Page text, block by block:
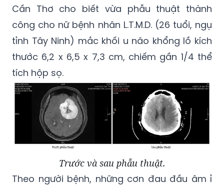
Cần Thơ cho biết vừa phẫu thuật thành
công cho nữ bệnh nhân L.T.M.D. (26 tuổi, ngụ
tỉnh Tây Ninh) mắc khối u não khổng lồ kích
thước 6,2 x 6,5 x 7,3 cm, chiếm gần 1/4 thể
tích hộp sọ.
Trước và sau phẫu thuật.
Theo người bệnh, những cơn đau đầu âm ỉ